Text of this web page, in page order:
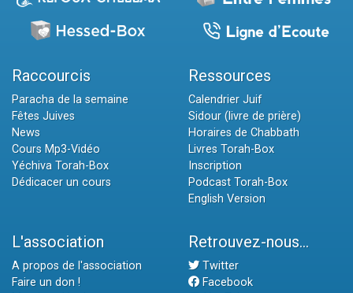
Raccourcis
Paracha de la semaine
Fêtes Juives
News
Cours Mp3-Vidéo
Yéchiva Torah-Box
Dédicacer un cours
Ressources
Calendrier Juif
Sidour (livre de prière)
Horaires de Chabbath
Livres Torah-Box
Inscription
Podcast Torah-Box
English Version
L'association
A propos de l'association
Faire un don !
Retrouvez-nous...
Twitter
Facebook